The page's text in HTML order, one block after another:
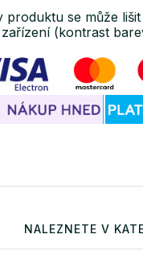
se může
(kontrast
NALEZNETE V